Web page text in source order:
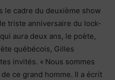
le cadre du deuxième show
triste anniversaire du lock-
aura deux ans, le poète,
québécois, Gilles
invités. « Nous sommes
ce grand homme. Il a écrit